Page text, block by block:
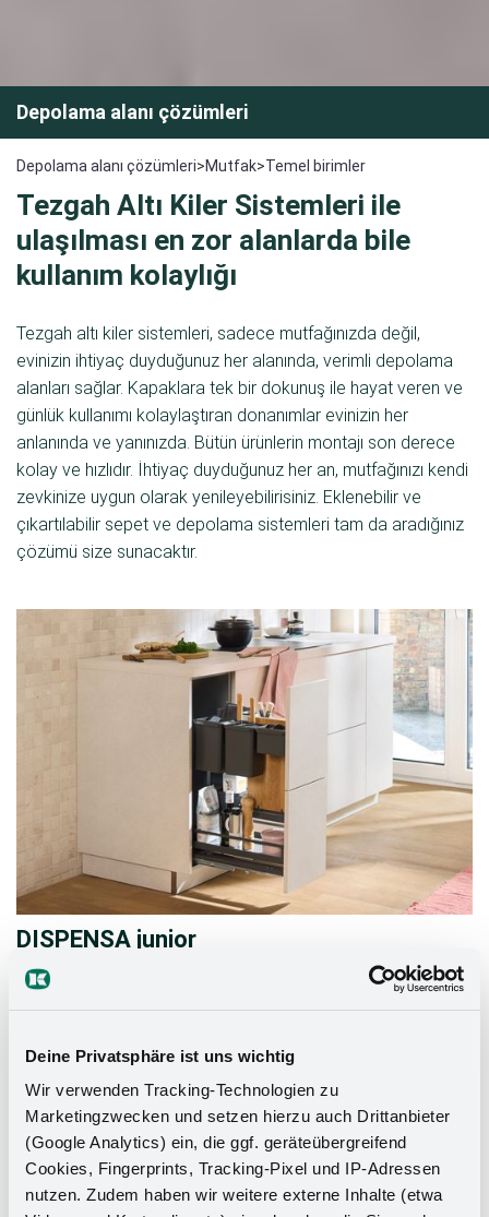
Deine Privatsphäre ist uns wichtig
Wir verwenden Tracking-Technologien zu
Marketingzwecken und setzen hierzu auch Drittanbieter
(Google Analytics) ein, die ggf. geräteübergreifend
Cookies, Fingerprints, Tracking-Pixel und IP-Adressen
nutzen. Zudem haben wir weitere externe Inhalte (etwa
Depolama alanı çözümleri
Depolama alanı çözümleri>Mutfak>Temel birimler
Tezgah Altı Kiler Sistemleri ile
ulaşılması en zor alanlarda bile
kullanım kolaylığı
Tezgah altı kiler sistemleri, sadece mutfağınızda değil,
evinizin ihtiyaç duyduğunuz her alanında, verimli depolama
alanları sağlar. Kapaklara tek bir dokunuş ile hayat veren ve
günlük kullanımı kolaylaştıran donanımlar evinizin her
anlanında ve yanınızda. Bütün ürünlerin montajı son derece
kolay ve hızlıdır. İhtiyaç duyduğunuz her an, mutfağınızı kendi
zevkinize uygun olarak yenileyebilirisiniz. Eklenebilir ve
çıkartılabilir sepet ve depolama sistemleri tam da aradığınız
çözümü size sunacaktır.
DISPENSA junior
DISPENSA junior, 300 - 600 mm arasındaki tüm dolap
genişlikleri için uygundur. Tam açılımlı ve yavaşlatıcılı
elinizin altında.
DISPENSA junior'a git